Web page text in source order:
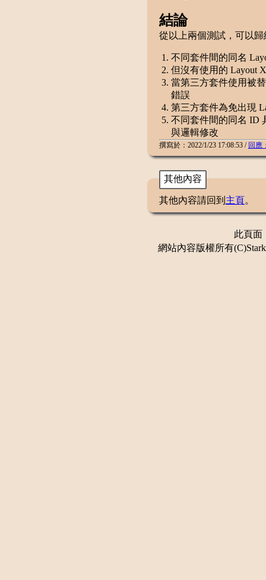
結論
從以上兩個測試，可以
不同套件間的同名
但沒有使用的 Layout
當第三方套件使用被
錯誤
第三方套件為免出現
不同套件間的同名 ID
與邏輯修改
撰寫於：2022/1/23 17:08:53 / 回應
其他內容
其他內容請回到 主頁。
此頁面
網站內容版權所有